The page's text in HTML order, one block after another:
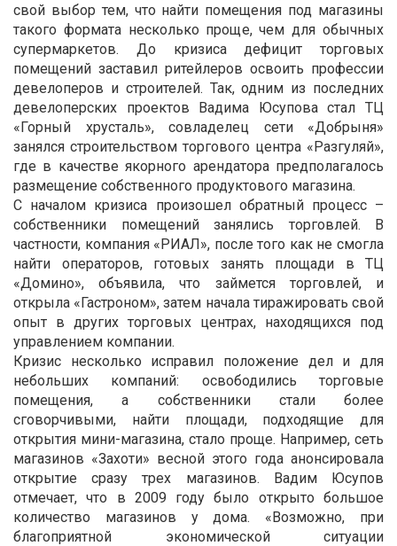
свой выбор тем, что найти помещения под магазины
такого формата несколько проще, чем для обычных
супермаркетов. До кризиса дефицит торговых
помещений заставил ритейлеров освоить профессии
девелоперов и строителей. Так, одним из последних
девелоперских проектов Вадима Юсупова стал ТЦ
«Горный хрусталь», совладелец сети «Добрыня»
занялся строительством торгового центра «Разгуляй»,
где в качестве якорного арендатора предполагалось
размещение собственного продуктового магазина.
С началом кризиса произошел обратный процесс –
собственники помещений занялись торговлей. В
частности, компания «РИАЛ», после того как не смогла
найти операторов, готовых занять площади в ТЦ
«Домино», объявила, что займется торговлей, и
открыла «Гастроном», затем начала тиражировать свой
опыт в других торговых центрах, находящихся под
управлением компании.
Кризис несколько исправил положение дел и для
небольших компаний: освободились торговые
помещения, а собственники стали более
сговорчивыми, найти площади, подходящие для
открытия мини-магазина, стало проще. Например, сеть
магазинов «Захоти» весной этого года анонсировала
открытие сразу трех магазинов. Вадим Юсупов
отмечает, что в 2009 году было открыто большое
количество магазинов у дома. «Возможно, при
благоприятной экономической ситуации